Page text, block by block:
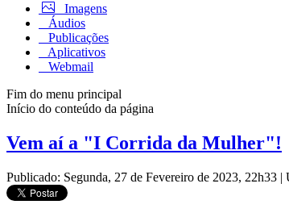
Imagens
Áudios
Publicações
Aplicativos
Webmail
Fim do menu principal
Início do conteúdo da página
Vem aí a "I Corrida da Mulher"!
Publicado: Segunda, 27 de Fevereiro de 2023, 22h33 |